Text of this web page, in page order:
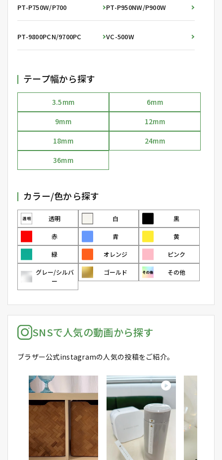
PT-P750W/P700 PT-P950NW/P900W
PT-9800PCN/9700PC VC-500W
テープ幅から探す
3.5mm
6mm
9mm
12mm
18mm
24mm
36mm
カラー/色から探す
透明 白 黒
赤 青 黄
緑 オレンジ ピンク
グレー/シルバ
ー
ゴールド その他
SNSで人気の動画から探す
ブラザー公式instagramの人気の投稿をご紹介。